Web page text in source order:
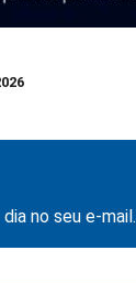
no seu e-mail.